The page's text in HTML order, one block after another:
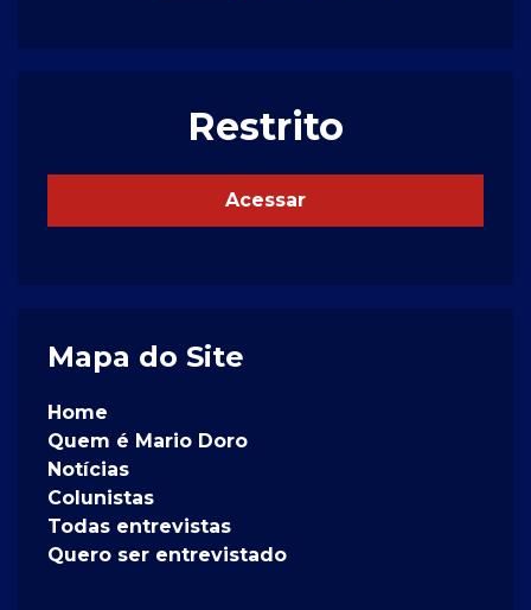
Restrito
Acessar
Mapa do Site
Home
Quem é Mario Doro
Notícias
Colunistas
Todas entrevistas
Quero ser entrevistado